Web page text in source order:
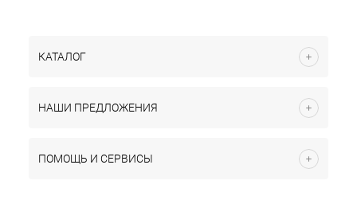
КАТАЛОГ
НАШИ ПРЕДЛОЖЕНИЯ
ПОМОЩЬ И СЕРВИСЫ